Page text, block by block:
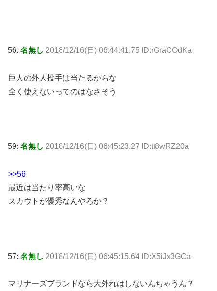
56: 名無し 2018/12/16(日) 06:44:41.75 ID:rGraCOdKa
巨人の外人投手は当たるからな
全く使えないってのはなさそう
59: 名無し 2018/12/16(日) 06:45:23.27 ID:tt8wRZ20a
>>56
最近は当たり率高いな
スカウトが優秀なんやろか？
57: 名無し 2018/12/16(日) 06:45:15.64 ID:X5iJx3GCa
マリナーズブランドなら大外れはしないんちゃうん？